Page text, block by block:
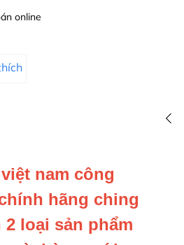
online
nam công
hãng ching
loại sản phẩm